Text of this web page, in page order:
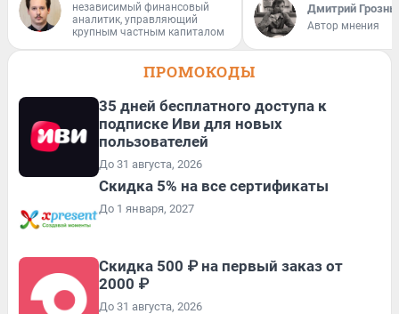
независимый финансовый
аналитик, управляющий
крупным частным капиталом
Дмитрий
Автор мнения
ПРОМОКОДЫ
35 дней бесплатного доступа к
подписке Иви для новых
пользователей
До 31 августа, 2026
Скидка 5% на все сертификаты
До 1 января, 2027
Скидка 500 ₽ на первый заказ от
2000 ₽
До 31 августа, 2026